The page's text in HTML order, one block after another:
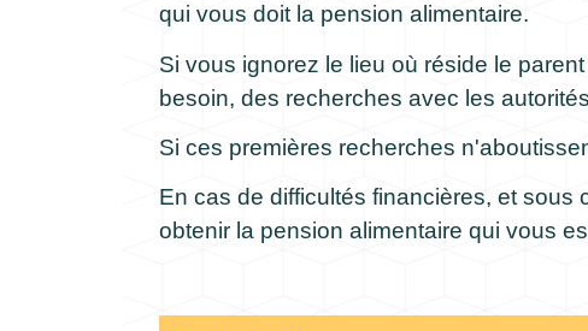
qui vous doit la pension alimentaire.
Si vous ignorez le lieu où réside le
besoin, des recherches avec les
Si ces premières recherches
En cas de difficultés financières, et
obtenir la pension alimentaire qui vous